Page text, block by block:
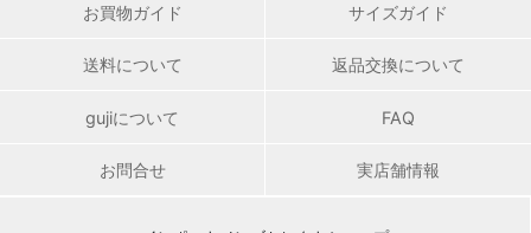
お買物ガイド サイズガイド
送料について 返品交換について
gujiについて FAQ
お問合せ 実店舗情報